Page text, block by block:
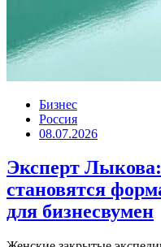
Бизнес
Россия
08.07.2026
Эксперт
становятся
для бизнесвумен